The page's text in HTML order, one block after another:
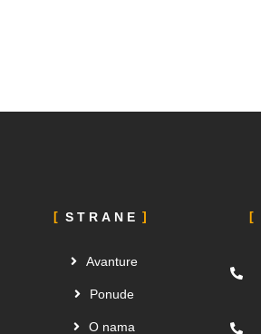
STRANE
Avanture
Ponude
O nama